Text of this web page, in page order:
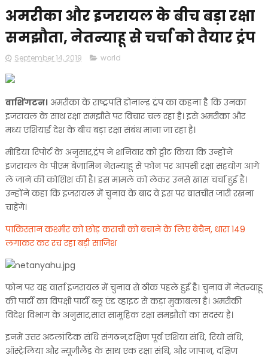
अमरीका और इजरायल के बीच बड़ा रक्षा
समझौता, नेतन्याहू से चर्चा को तैयार ट्रंप
September 14, 2019 world
वाशिंगटन।अमरीका के राष्ट्रपति डोनाल्ड ट्रंप का कहना है कि उनका
इजरायल के साथ रक्षा समझौते पर विचार चल रहा है। इसे अमरीका और
मध्य एशियाई देश के बीच बड़ा रक्षा संबंध माना जा रहा है।
मीडिया रिपोर्ट के अनुसार,ट्रंप ने शनिवार को ट्वीट किया कि उन्होंने
इजरायल के पीएम बेंजामिन नेतन्याहू से फोन पर आपसी रक्षा सहयोग आगे
ले जाने की कोशिश की है। इस मामले को लेकर उनसे खास चर्चा हुई है।
उन्होंने कहा कि इजरायल में चुनाव के बाद वे इस पर बातचीत जारी रखना
चाहेंगे।
पाकिस्तान कश्मीर को छोड़ कराची को बचाने के लिए बेचैन, धारा 149
लगाकर कर रच रहा बड़ी साजिश
फोन पर यह वार्ता इजरायल में चुनाव से ठीक पहले हुई है। चुनाव में नेतन्याहू
की पार्टी का विपक्षी पार्टी ब्लू एंड व्हाइट से कड़ा मुकाबला है। अमरीकी
विदेश विभाग के अनुसार,सात सामूहिक रक्षा समझौतों का सदस्य है।
इनमें उत्तर अटलांटिक संधि संगठन,दक्षिण पूर्व एशिया संधि, रियो संधि,
ऑस्ट्रेलिया और न्यूजीलैंड के साथ एक रक्षा संधि, और जापान, दक्षिण